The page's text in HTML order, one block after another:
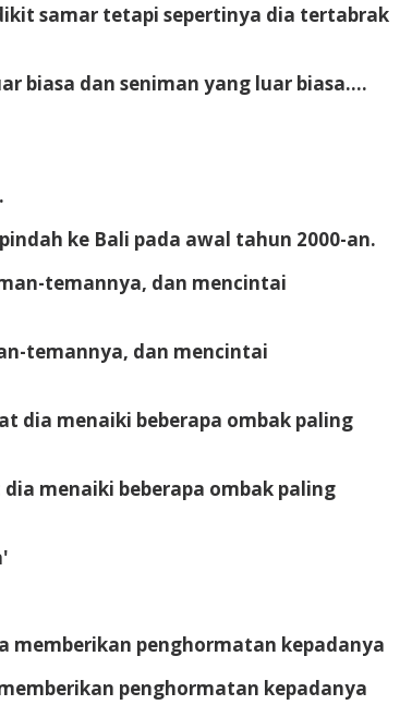
samar tetapi sepertinya dia tertabrak
biasa dan seniman yang luar biasa….
ke Bali pada awal tahun 2000-an.
temannya, dan mencintai
menaiki beberapa ombak paling
penghormatan kepadanya